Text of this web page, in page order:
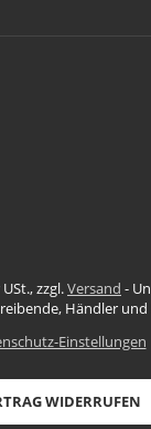
zzgl.Versand -
Händler
Einstellungen
WIDERRUFEN